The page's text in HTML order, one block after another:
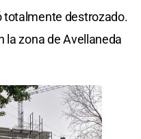
totalmente destrozado.
la zona de Avellaneda